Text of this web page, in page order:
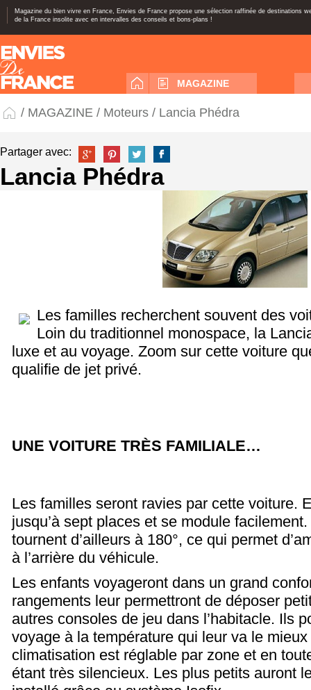
Magazine du bien vivre en France, Envies de France propose une sélection raffinée de destinations
de la France insolite avec en intervalles des conseils et bons-plans !
MAGAZINE
/ MAGAZINE / Moteurs / Lancia Phédra
Partager avec:
Lancia Phédra
Les familles recherchent souvent des
Loin du traditionnel monospace, la
luxe et au voyage. Zoom sur cette voiture
qualifie de jet privé.
UNE VOITURE TRÈS FAMILIALE…
Les familles seront ravies par cette voiture.
jusqu’à sept places et se module
tournent d’ailleurs à 180°, ce qui permet
à l’arrière du véhicule.
Les enfants voyageront dans un grand
rangements leur permettront de déposer
autres consoles de jeu dans l’habitacle. Ils
voyage à la température qui leur va le
climatisation est réglable par zone et en
étant très silencieux. Les plus petits auront